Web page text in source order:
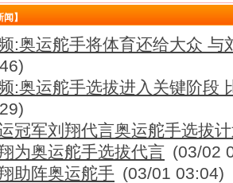
闻】
:奥运舵手将体育还给大众 与
:奥运舵手选拔进入关键阶段
冠军刘翔代言奥运舵手选拔
为奥运舵手选拔代言 (03/02
助阵奥运舵手 (03/01 03:04)